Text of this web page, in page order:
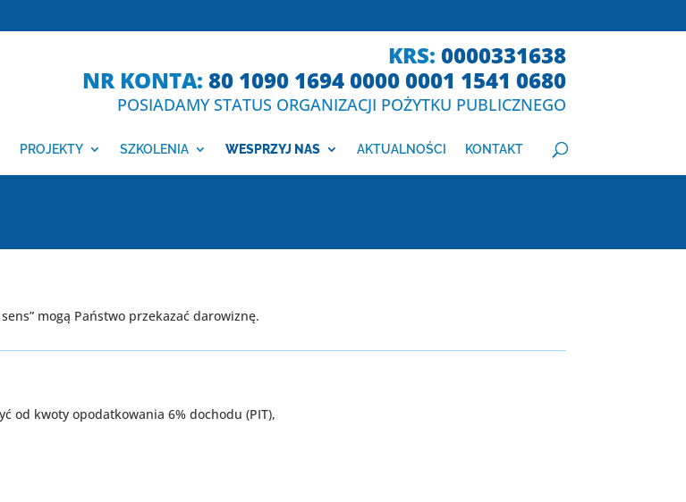
KRS: 0000331638
NR KONTA: 80 1090 1694 0000 0001 1541 0680
POSIADAMY STATUS ORGANIZACJI POŻYTKU PUBLICZNEGO
PROJEKTY SZKOLENIA WESPRZYJ NAS AKTUALNOŚCI KONTAKT
mogą Państwo przekazać darowiznę.
od kwoty opodatkowania 6% dochodu (PIT),